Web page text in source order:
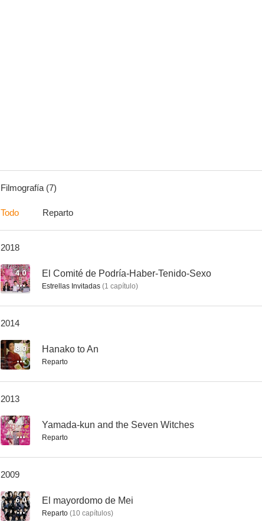
Filmografía (7)
Todo Reparto
2018
4.0 El Comité de Podría-Haber-Tenido-Sexo
Estrellas Invitadas (1 capítulo)
2014
8.0 Hanako to An
Reparto
2013
-- Yamada-kun and the Seven Witches
Reparto
2009
6.0 El mayordomo de Mei
Reparto (10 capítulos)